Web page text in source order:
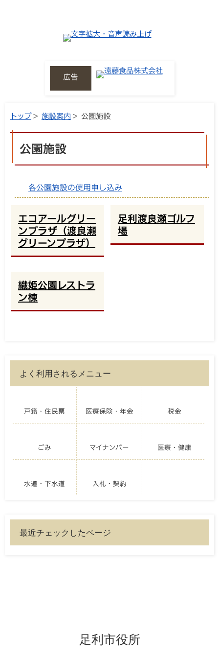
広告
トップ> 施設案内 > 公園施設
公園施設
各公園施設の使用申し込み
エコアールグリー
ンプラザ（渡良瀬
グリーンプラザ）
足利渡良瀬ゴルフ
場
織姫公園レストラ
ン棟
よく利用されるメニュー
戸籍・住民票 医療保険・年金 税金
ごみ マイナンバー 医療・健康
水道・下水道 入札・契約
最近チェックしたページ
足利市役所